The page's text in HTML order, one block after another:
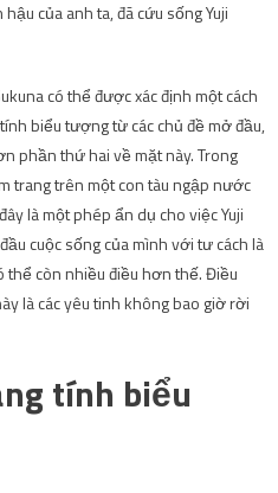
của anh ta, đã cứu sống Yuji
có thể được xác định một cách
biểu tượng từ các chủ đề mở đầu,
phần thứ hai về mặt này. Trong
trang trên một con tàu ngập nước
là một phép ẩn dụ cho việc Yuji
cuộc sống của mình với tư cách là
thể còn nhiều điều hơn thế. Điều
là các yêu tinh không bao giờ rời
tính biểu